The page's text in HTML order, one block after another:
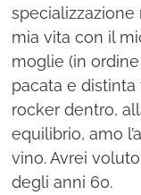
mia vita con il
moglie (in ordine
pacata e
rocker dentro,
equilibrio, amo
vino. Avrei
degli anni 60.